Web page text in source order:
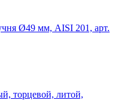
Ø49 мм, AISI 201, арт.